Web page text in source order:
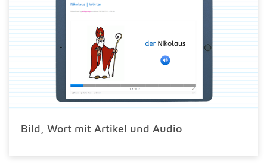
Bild, Wort mit Artikel und Audio